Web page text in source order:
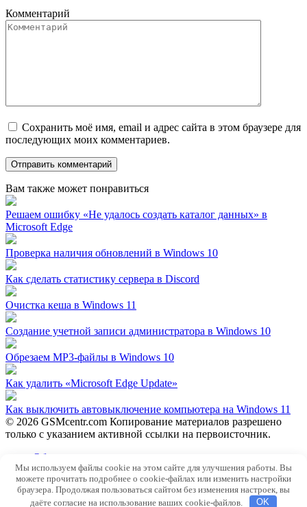
Комментарий
Сохранить моё имя, email и адрес сайта в этом браузере для
последующих моих комментариев.
Вам также может понравиться
Решаем ошибку «Не удалось создать каталог данных» в
Microsoft Edge
Проверка наличия обновлений в Windows 10
Как сделать статистику сервера в Discord
Очистка кеша в Windows 11
Создание учетной записи администратора в Windows 10
Обрезаем MP3-файлы в Windows 10
Как удалить «Microsoft Edge Update»
Как выключить автовыключение компьютера на Windows 11
© 2026 GSMcentr.com Копирование материалов разрешено
только с указанием активной ссылки на первоисточник.
Обратная связь
Политика конфиденциальности
Пользовательское соглашение
Мы используем файлы cookie на этом сайте для улучшения работы. Вы
можете прочитать подробнее о cookie-файлах или изменить настройки
браузера. Продолжая пользоваться сайтом без изменения настроек, вы
даёте согласие на использование ваших cookie-файлов.
OK